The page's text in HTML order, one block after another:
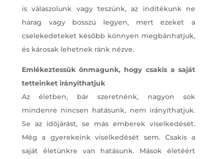
is válaszolunk vagy teszünk, az indítékunk ne
harag vagy bosszú legyen, mert ezeket a
cselekedeteket később könnyen megbánhatjuk,
és károsak lehetnek ránk nézve.
Emlékeztessük önmagunk, hogy csakis a saját
tetteinket irányíthatjuk
Az életben, bár szeretnénk, nagyon sok
mindenre nincsen hatásunk, nem irányíthatjuk.
Se az időjárást, se más emberek viselkedését.
Még a gyerekeink viselkedését sem. Csakis a
saját életünkre van hatásunk. Mások életéért